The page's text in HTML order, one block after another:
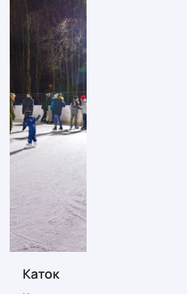
Каток